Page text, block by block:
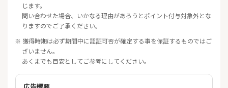
じます。
問い合わせた場合、いかなる理由があろうとポイント付与対象外とな
りますのでご了承ください。
※ 獲得時期は必ず期間中に認証可否が確定する事を保証するものではご
ざいません。
あくまでも目安としてご参考にしてください。